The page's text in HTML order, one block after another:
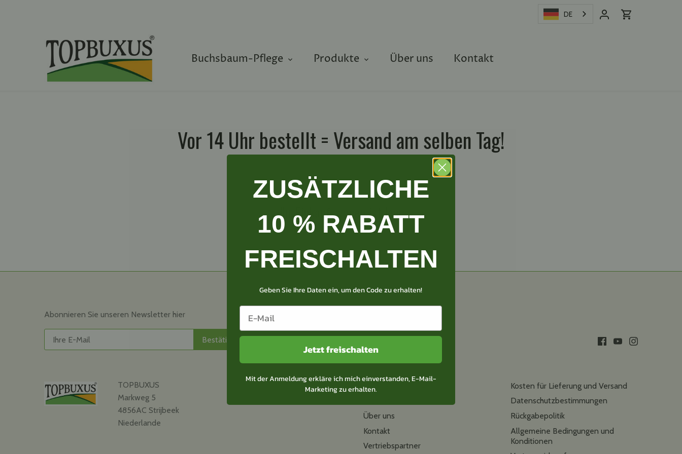
DE
Buchsbaum-Pflege Produkte Über uns Kontakt
Vor 14 Uhr bestellt = Versand am selben Tag!
Ihr Einkaufswagen ist leer
Zurück zum Anfang
Abonnieren Sie unseren Newsletter hier
TOPBUXUS
Markweg 5
4856AC Strijbeek
Niederlande
Buchsbaum-Pflege
Über uns
Kontakt
Vertriebspartner
Kosten für Lieferung und Versand
Datenschutzbestimmungen
Rückgabepolitik
Allgemeine Bedingungen und
Konditionen
ZUSÄTZLICHE
10 % RABATT
FREISCHALTEN
Geben Sie Ihre Daten ein, um den Code zu erhalten!
Jetzt freischalten
Mit der Anmeldung erkläre ich mich einverstanden, E-Mail-
Marketing zu erhalten.